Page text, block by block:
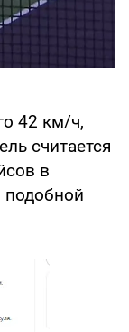
42 км/ч,
считается
в
подобной